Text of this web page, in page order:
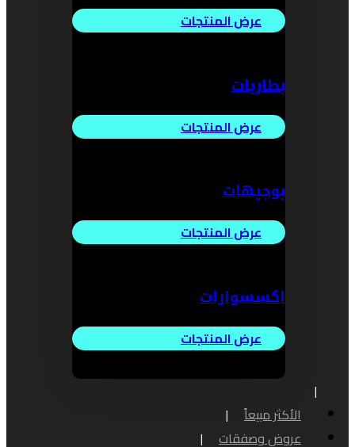
عرض المنتجات
بطاريات
عرض المنتجات
بوجيهات
عرض المنتجات
اكسسوارات
عرض المنتجات
الأكثر مبيعاً
عروض وصفقات